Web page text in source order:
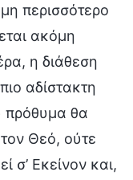
περισσότερο
ακόμη
η διάθεση
αδίστακτη
πρόθυμα θα
τον Θεό, ούτε
σ’ Εκείνον και,